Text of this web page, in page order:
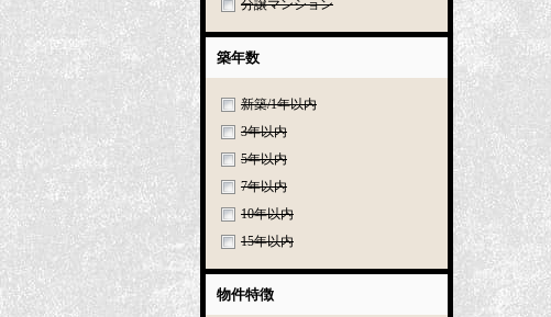
分譲マンション
築年数
新築/1年以内
3年以内
5年以内
7年以内
10年以内
15年以内
物件特徴